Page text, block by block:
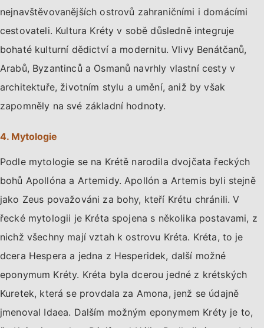
nejnavštěvovanějších ostrovů zahraničními i domácími
cestovateli. Kultura Kréty v sobě důsledně integruje
bohaté kulturní dědictví a modernitu. Vlivy Benátčanů,
Arabů, Byzantinců a Osmanů navrhly vlastní cesty v
architektuře, životním stylu a umění, aniž by však
zapomněly na své základní hodnoty.
4. Mytologie
Podle mytologie se na Krétě narodila dvojčata řeckých
bohů Apollóna a Artemidy. Apollón a Artemis byli stejně
jako Zeus považováni za bohy, kteří Krétu chránili. V
řecké mytologii je Kréta spojena s několika postavami, z
nichž všechny mají vztah k ostrovu Kréta. Kréta, to je
dcera Hespera a jedna z Hesperidek, další možné
eponymum Kréty. Kréta byla dcerou jedné z krétských
Kuretek, která se provdala za Amona, jenž se údajně
jmenoval Idaea. Dalším možným eponymem Kréty je to,